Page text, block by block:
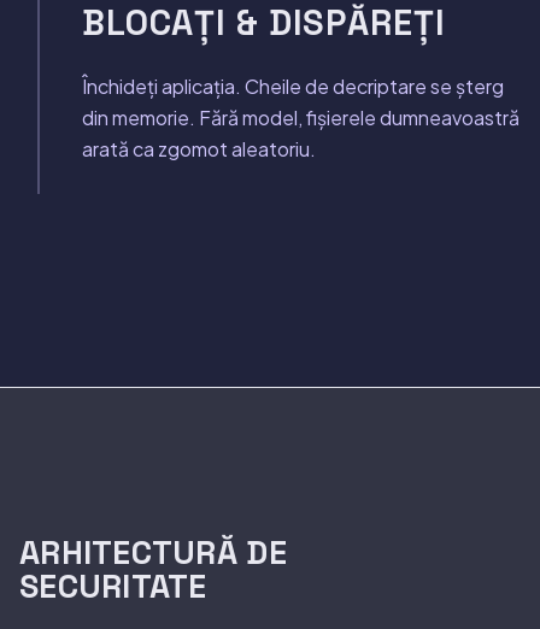
BLOCAȚI & DISPĂREȚI
Închideți aplicația. Cheile de decriptare se șterg
din memorie. Fără model, fișierele dumneavoastră
arată ca zgomot aleatoriu.
ARHITECTURĂ DE
SECURITATE